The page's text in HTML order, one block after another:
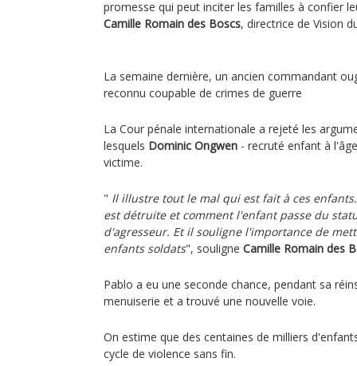
promesse qui peut inciter les familles à confier
Camille Romain des Boscs, directrice de Vision
La semaine dernière, un ancien commandant
reconnu coupable de crimes de guerre
La Cour pénale internationale a rejeté les
lesquels Dominic Ongwen - recruté enfant à
victime.
" Il illustre tout le mal qui est fait à ces
est détruite et comment l'enfant passe du
d'agresseur. Et il souligne l'importance de
enfants soldats", souligne Camille Romain des
Pablo a eu une seconde chance, pendant sa
menuiserie et a trouvé une nouvelle voie.
On estime que des centaines de milliers
cycle de violence sans fin.